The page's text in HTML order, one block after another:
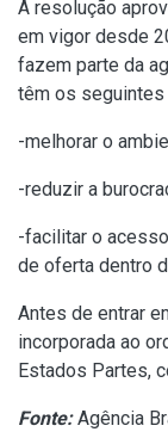
A resolução
em vigor desde
fazem parte da
têm os
-melhorar o
-reduzir a
-facilitar o
de oferta dentro
Antes de entrar
incorporada ao
Estados Partes,
Fonte:Agência